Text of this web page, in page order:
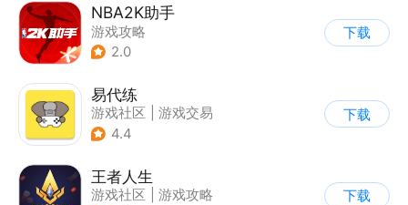
NBA2K助手
游戏攻略
2.0
下载
易代练
游戏社区
游戏交易
| 游戏攻略
4.4
下载
王者人生
游戏社区
游戏攻略
下载